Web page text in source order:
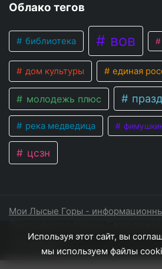
Облако тегов
библиотека вов
дом культуры единая
молодежь плюс
река медведица
цсзн
Мои Лысые Горы -
Используя этот сайт, вы
мы используем файлы